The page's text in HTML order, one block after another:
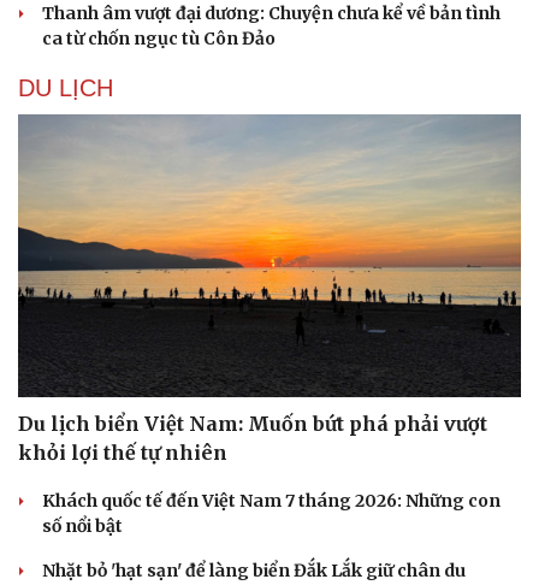
Tư vấn
Săn Tour
Đọc truyện đêm khuya
Kể chuyện cho bé
Hạt giống tâm hồn
Thanh âm vượt đại dương: Chuyện chưa kể về bản tình
ca từ chốn ngục tù Côn Đảo
DU LỊCH
Du lịch biển Việt Nam: Muốn bứt phá phải vượt
khỏi lợi thế tự nhiên
Khách quốc tế đến Việt Nam 7 tháng 2026: Những con
số nổi bật
Nhặt bỏ 'hạt sạn' để làng biển Đắk Lắk giữ chân du